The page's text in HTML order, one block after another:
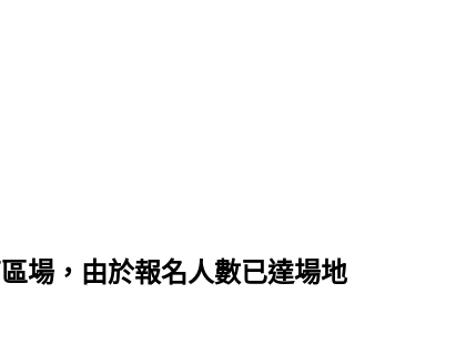
場，由於報名人數已達場地